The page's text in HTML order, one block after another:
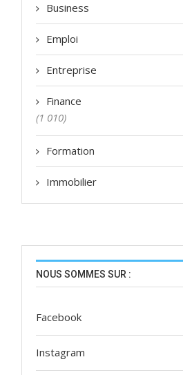
Business
Emploi
Entreprise
Finance
(1 010)
Formation
Immobilier
NOUS SOMMES SUR :
Facebook
Instagram